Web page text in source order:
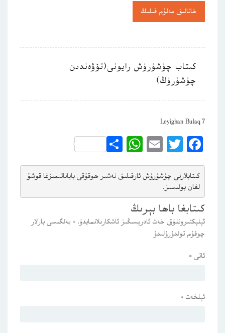
خاتالىق مەلۇم قىلىڭ
كىتاب چۈشۈرۈش رايونى(تۆۋەندىن
چۈشۈرۈڭ)
Leyighan Bulaq 7
Facebook
Twitter
Email
WhatsApp
Share
كىتابلارنى چۈشۈرۈش ئارقىلىق نەشىر ھوقۇقى باياناتىمىزغا قوشۇ
لغان بولىسىز.
كىتابغا باھا بېرىڭ
ئېلېكتىرونلۇق خەت ئادرېسىڭىز ئاشكارىلانمايدۇ. * بەلگىسى بارلار
چوقۇم تولدۇرۇلىدۇ
ئاتى *
ئېلخەت *